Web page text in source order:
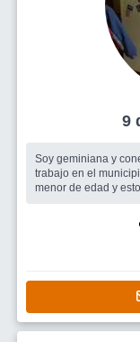
Soy geminiana y
trabajo en el
menor de edad y